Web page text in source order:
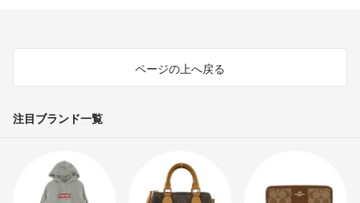
ページの上へ戻る
注目ブランド一覧